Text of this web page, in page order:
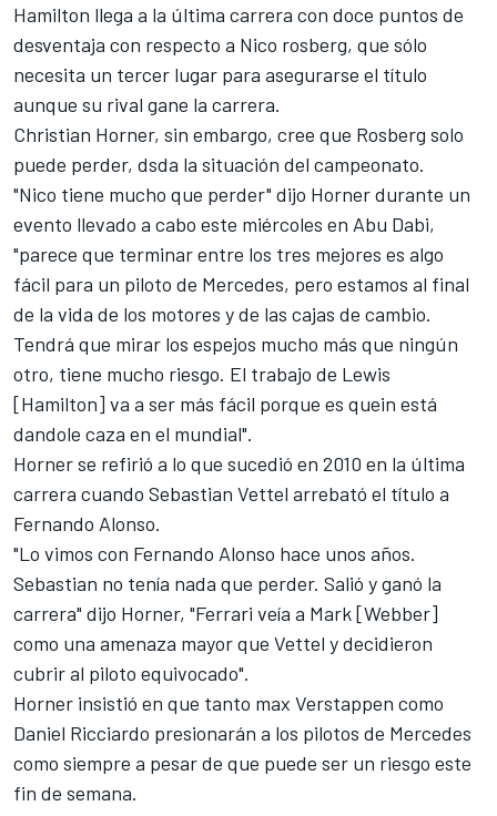
Hamilton llega a la última carrera con doce puntos de
desventaja con respecto a Nico rosberg, que sólo
necesita un tercer lugar para asegurarse el título
aunque su rival gane la carrera.
Christian Horner, sin embargo, cree que Rosberg solo
puede perder, dsda la situación del campeonato.
"Nico tiene mucho que perder" dijo Horner durante un
evento llevado a cabo este miércoles en Abu Dabi,
"parece que terminar entre los tres mejores es algo
fácil para un piloto de Mercedes, pero estamos al final
de la vida de los motores y de las cajas de cambio.
Tendrá que mirar los espejos mucho más que ningún
otro, tiene mucho riesgo. El trabajo de Lewis
[Hamilton] va a ser más fácil porque es quein está
dandole caza en el mundial".
Horner se refirió a lo que sucedió en 2010 en la última
carrera cuando Sebastian Vettel arrebató el título a
Fernando Alonso.
"Lo vimos con Fernando Alonso hace unos años.
Sebastian no tenía nada que perder. Salió y ganó la
carrera" dijo Horner, "Ferrari veía a Mark [Webber]
como una amenaza mayor que Vettel y decidieron
cubrir al piloto equivocado".
Horner insistió en que tanto max Verstappen como
Daniel Ricciardo presionarán a los pilotos de Mercedes
como siempre a pesar de que puede ser un riesgo este
fin de semana.